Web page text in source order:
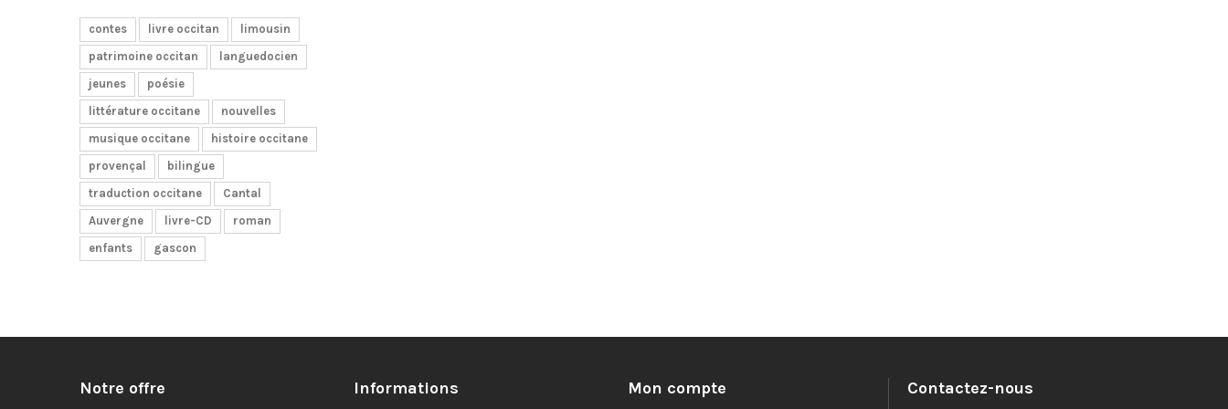
contes livre occitan
limousin
patrimoine occitan
languedocien
jeunes
poésie
littérature occitane
nouvelles
musique occitane
histoire occitane
provençal
bilingue
traduction occitane
Cantal
Auvergne
livre-CD
roman
enfants
gascon
Notre offre Informations Mon compte Contactez-nous